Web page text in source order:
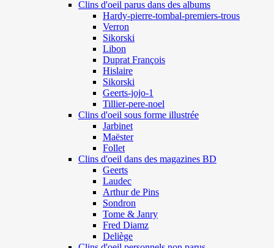
Clins d'oeil parus dans des albums
Hardy-pierre-tombal-premiers-trous
Verron
Sikorski
Libon
Duprat François
Hislaire
Sikorski
Geerts-jojo-1
Tillier-pere-noel
Clins d'oeil sous forme illustrée
Jarbinet
Maëster
Follet
Clins d'oeil dans des magazines BD
Geerts
Laudec
Arthur de Pins
Sondron
Tome & Janry
Fred Diamz
Deliège